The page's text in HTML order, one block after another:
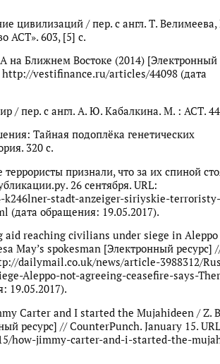
цивилизаций / пер. с англ. Т.
АСТ». 603, [5] с.
Ближнем Востоке (2014) [Электронный
http://vestifinance.ru/articles/44098 (дата
/ пер. с англ. А. Ю. Кабалкина. М. : АСТ.
Тайная подоплёка генетических
320 с.
признали, что за их спиной
26 сентября. URL:
stadt-anzeiger-siriyskie-
обращения: 19.05.2017).
aid reaching civilians under siege in
May’s spokesman [Электронный ресурс]
dailymail.co.uk/news/article-3988312/
Aleppo-not-agreeing-ceasefire-says-
19.05.2017).
Carter and I started the Mujahideen / Z.
ресурс] // CounterPunch. January 15.
how-jimmy-carter-and-i-started-the-